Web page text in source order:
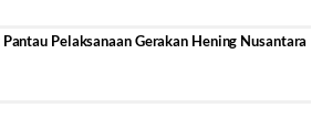
Pelaksanaan Gerakan Hening Nusantara